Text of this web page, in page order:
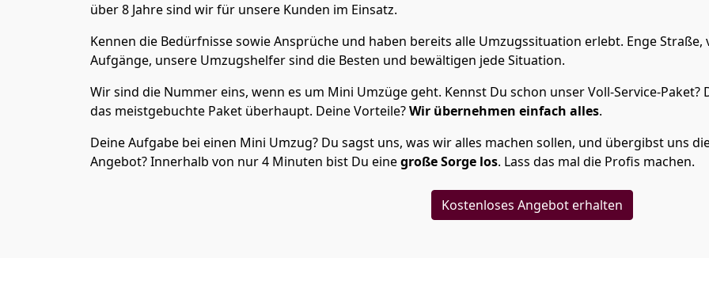
über 8 Jahre sind wir für unsere Kunden im Einsatz.
Kennen die Bedürfnisse sowie Ansprüche und haben bereits alle Umzugssituation erlebt. Enge
Aufgänge, unsere Umzugshelfer sind die Besten und bewältigen jede Situation.
Wir sind die Nummer eins, wenn es um Mini Umzüge geht. Kennst Du schon unser Voll-Service-
das meistgebuchte Paket überhaupt. Deine Vorteile?Wir übernehmen einfach alles.
Deine Aufgabe bei einen Mini Umzug? Du sagst uns, was wir alles machen sollen, und übergibst uns
Angebot? Innerhalb von nur 4 Minuten bist Du einegroße Sorge los. Lass das mal die Profis machen.
Kostenloses Angebot erhalten